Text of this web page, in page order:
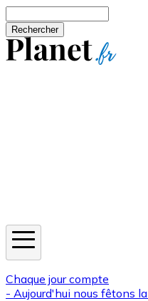
Chaque jour compte
- Aujourd'hui nous fêtons la